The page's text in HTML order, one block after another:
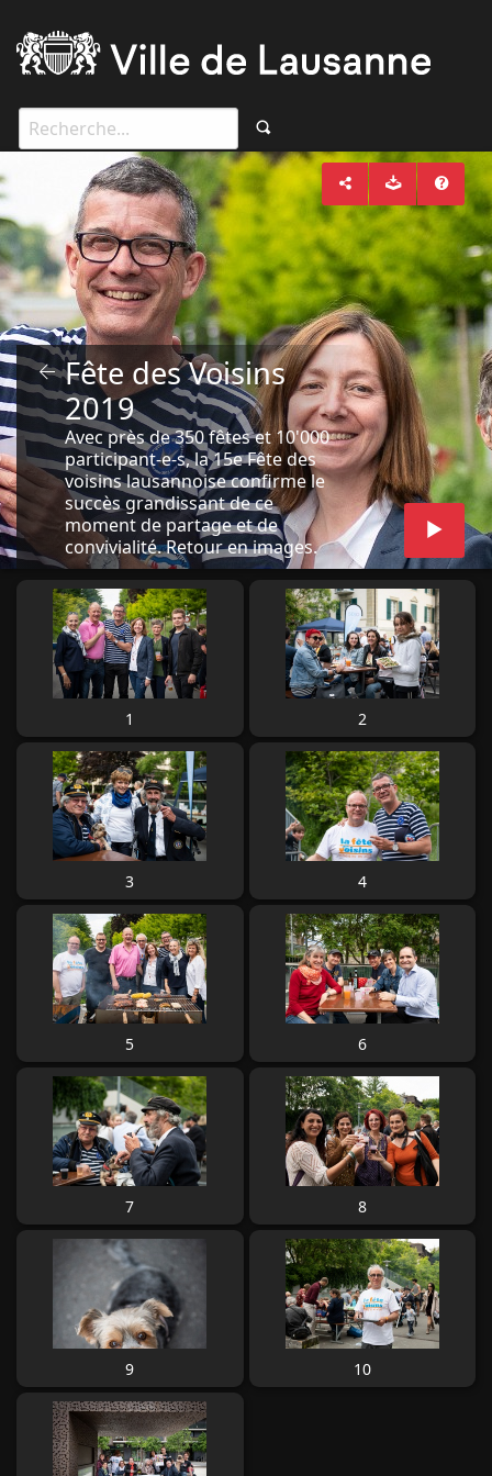
Fête des Voisins
2019
Avec près de 350 fêtes et 10'000
participant-e-s, la 15e Fête des
voisins lausannoise confirme le
succès grandissant de ce
moment de partage et de
convivialité. Retour en images.
1 2
3 4
5 6
7 8
9 10